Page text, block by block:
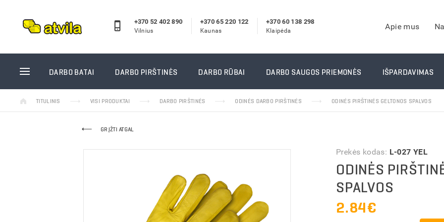
+370 52 402 890
Vilnius
+370 65 220 122
Kaunas
+370 60 138 298
Klaipėda Apie mus
DARBO BATAI DARBO PIRŠTINĖS DARBO RŪBAI DARBO SAUGOS PRIEMONĖS IŠPARDAVIMAS
DARBO BATAI
Guminiai batai
DARBO PIRŠTINĖS
Žieminės darbo pirštinės
Aplietos pirštinės
Vienkartinės pirštinės
Guminės pirštinės
Suvirintojo pirštinės
GUIDE pirštinės
DARBO RŪBAI
Darbo kostiumai
Apsiaustai nuo lietaus
Signaliniai rūbai
Reebok Darbo Rūbai
Laisvalaikio rūbai
Suvirintojo rūbai
Vienkartiniai rūbai ir
TITULINIS VISI PRODUKTAI DARBO PIRŠTINĖS ODINĖS DARBO PIRŠTINĖS ODINĖS PIRŠTINĖS GELTONOS SPALVOS
GRĮŽTI ATGAL
Prekės kodas: L-027 YEL
ODINĖS
SPALVOS
2.84€